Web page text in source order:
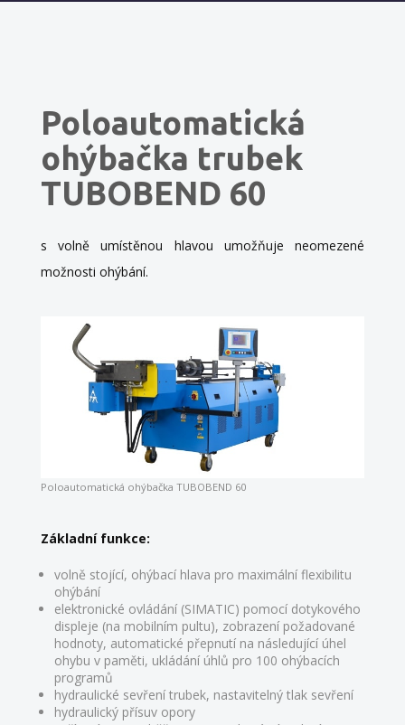
Poloautomatická
ohýbačka trubek
TUBOBEND 60
s volně umístěnou hlavou umožňuje neomezené
možnosti ohýbání.
Poloautomatická ohýbačka TUBOBEND 60
Základní funkce:
volně stojící, ohýbací hlava pro maximální flexibilitu
ohýbání
elektronické ovládání (SIMATIC) pomocí dotykového
displeje (na mobilním pultu), zobrazení požadované
hodnoty, automatické přepnutí na následující úhel
ohybu v paměti, ukládání úhlů pro 100 ohýbacích
programů
hydraulické sevření trubek, nastavitelný tlak sevření
hydraulický přísuv opory